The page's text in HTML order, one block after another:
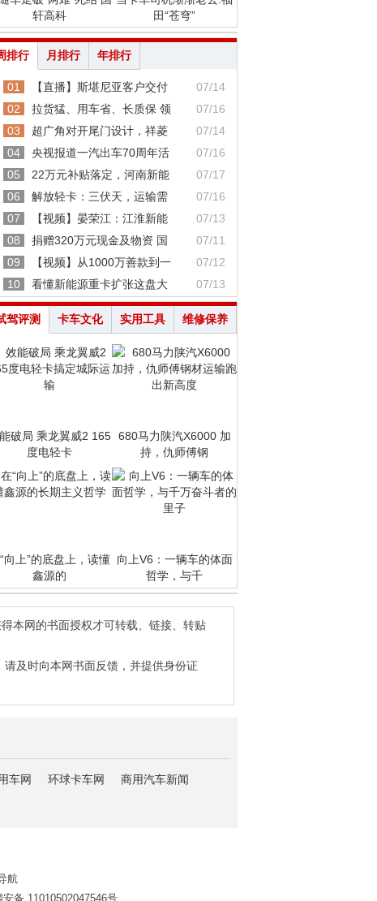
轩高科
田“苍穹”
排行 月排行 年排行
01 【直播】斯堪尼亚客户交付
07/14
02
拉货猛、用车省、长质保 领
07/16
03
超广角对开尾门设计，祥菱
07/14
04
央视报道一汽出车70周年活
07/16
05
22万元补贴落定，河南新能
07/17
06
解放轻卡：三伏天，运输需
07/16
07
【视频】晏荣江：江淮新能
07/13
08
捐赠320万元现金及物资 国
07/11
09
【视频】从1000万善款到一
07/12
10
看懂新能源重卡扩张这盘大 07/13
驾评测 卡车文化 实用工具 维修保养
破局 乘龙翼威2 165
度电轻卡
680马力陕汽X6000 加
持，仇师傅钢
向上”的底盘上，读懂
鑫源的
向上V6：一辆车的体面
哲学，与千
本网的书面授权才可转载、链接、转贴
及时向本网书面反馈，并提供身份证
车网 环球卡车网 商用汽车新闻
航
安备 11010502047546号